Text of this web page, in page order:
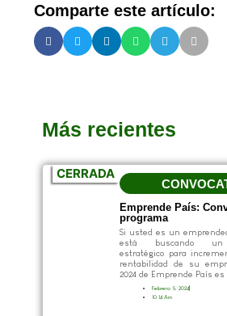
Comparte este artículo:
Más recientes
CERRADA
Emprende País:
programa
Si usted es un
está buscando un
estratégico para
rentabilidad de su
2024 de Emprende País es
Febrero 5, 2024
10:14 Am